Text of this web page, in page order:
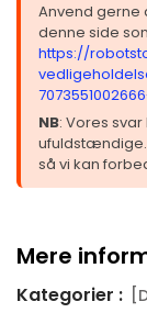
Anvend gerne
denne side
https://
NB: Vores
ufuldstændige.
så vi kan
Mere
Kategorier :